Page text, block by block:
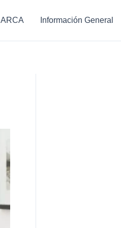
ARCA Información General